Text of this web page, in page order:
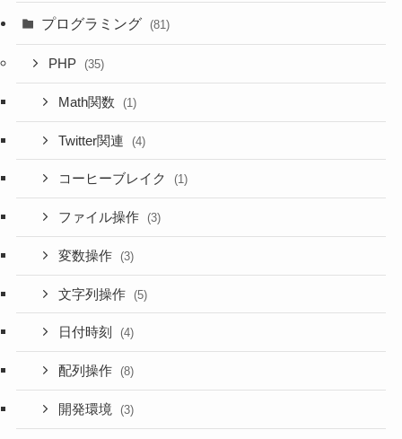
プログラミング (81)
PHP (35)
Math関数 (1)
Twitter関連 (4)
コーヒーブレイク (1)
ファイル操作 (3)
変数操作 (3)
文字列操作 (5)
日付時刻 (4)
配列操作 (8)
開発環境 (3)